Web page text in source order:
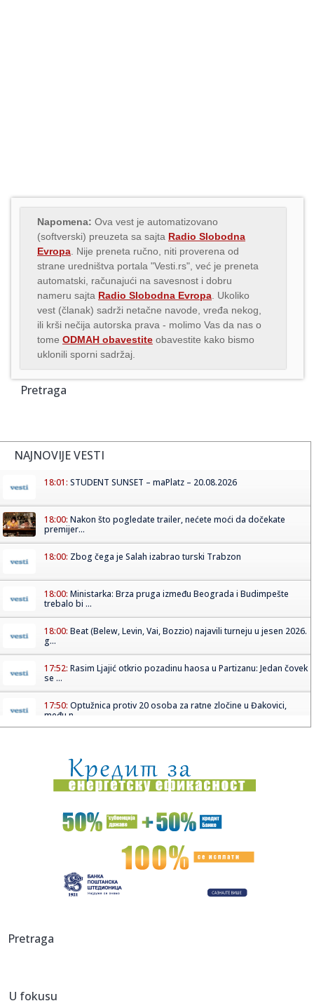
Napomena: Ova vest je automatizovano
(softverski) preuzeta sa sajta Radio Slobodna
Evropa . Nije preneta ručno, niti proverena od
strane uredništva portala "Vesti.rs", već je preneta
automatski, računajući na savesnost i dobru
nameru sajta Radio Slobodna Evropa . Ukoliko
vest (članak) sadrži netačne navode, vređa nekog,
ili krši nečija autorska prava - molimo Vas da nas o
tome ODMAH obavestite obavestite kako bismo
uklonili sporni sadržaj.
Pretraga
NAJNOVIJE VESTI
18:01: STUDENT SUNSET – maPlatz – 20.08.2026
18:00: Nakon što pogledate trailer, nećete moći da dočekate
premijer...
18:00: Zbog čega je Salah izabrao turski Trabzon
18:00: Ministarka: Brza pruga između Beograda i Budimpešte
trebalo bi ...
18:00: Beat (Belew, Levin, Vai, Bozzio) najavili turneju u jesen 2026.
g...
17:52: Rasim Ljajić otkrio pozadinu haosa u Partizanu: Jedan čovek
se ...
17:50: Optužnica protiv 20 osoba za ratne zločine u Đakovici,
među n...
17:45:Stranka Istina predlaže pravo na bolovanje radi nege
kućnih lju...
17:45:More kod Italije toplije nego ikad: Ligursko more prešlo 30
step...
Vučić: Izbori mogu biti raspisani u narednim danima ili
17:43:Ratovi, nafta i El Ninjo stvaraju "savršenu oluju" za cijene
sve o...
17:40:
Pretraga
U fokusu